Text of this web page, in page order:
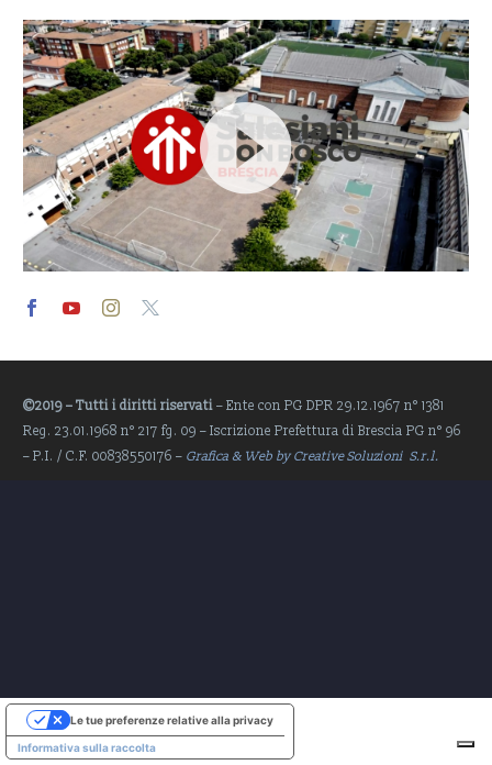
Player
©2019 – Tutti i diritti riservati – Ente con PG DPR 29.12.1967 n° 1381
Reg. 23.01.1968 n° 217 fg. 09 – Iscrizione Prefettura di Brescia PG n° 96
– P.I. / C.F. 00838550176 – Grafica & Web by Creative Soluzioni S.r.l.
Informativa sulla raccolta
Le tue preferenze relative alla privacy